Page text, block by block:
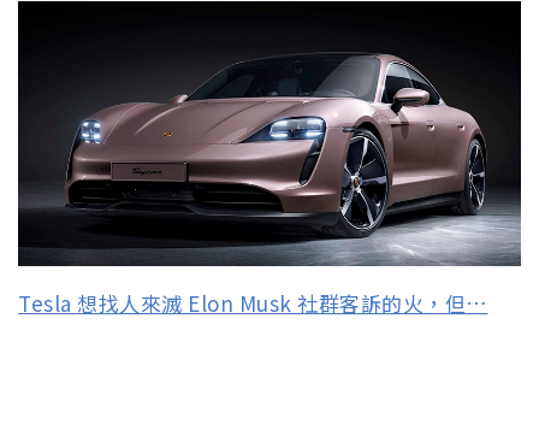
Tesla 想找人來滅 Elon Musk 社群客訴的火，但…